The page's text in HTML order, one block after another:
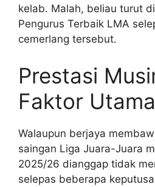
kelab. Malah, beliau turut
Pengurus Terbaik LMA
cemerlang tersebut.
Prestasi
Faktor Utama
Walaupun berjaya
saingan Liga Juara-Juara
2025/26 dianggap tidak
selepas beberapa